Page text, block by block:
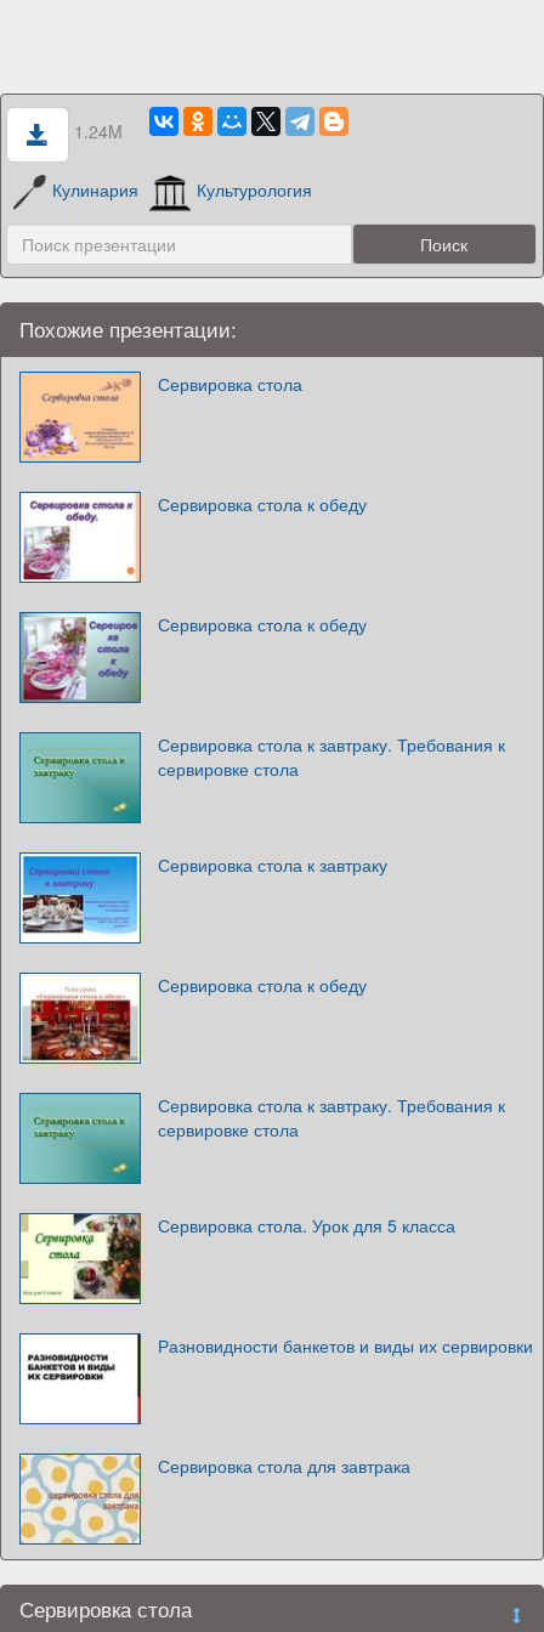
1.24M
Кулинария Культурология
Похожие презентации:
Сервировка стола
Сервировка стола к обеду
Сервировка стола к обеду
Сервировка стола к завтраку. Требования к
сервировке стола
Сервировка стола к завтраку
Сервировка стола к обеду
Сервировка стола к завтраку. Требования к
сервировке стола
Сервировка стола. Урок для 5 класса
Разновидности банкетов и виды их сервировки
Сервировка стола для завтрака
Сервировка стола